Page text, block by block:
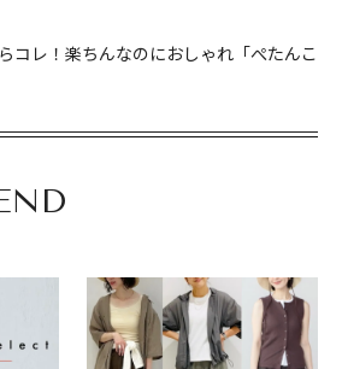
コレ！楽ちんなのにおしゃれ「ぺたんこ